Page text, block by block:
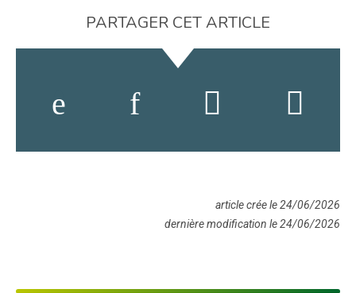
PARTAGER CET ARTICLE
article crée le 24/06/2026
dernière modification le 24/06/2026